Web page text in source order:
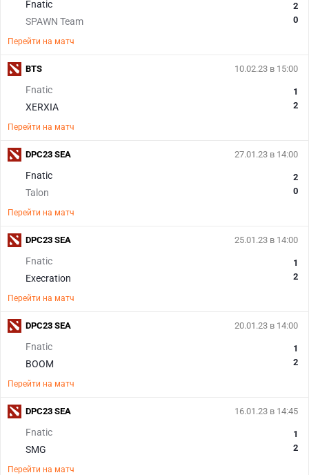
Fnatic
SPAWN Team
2
0
Перейти на матч
10.02.23 в 15:00
Fnatic
XERXIA
1
2
Перейти на матч
BTS
27.01.23 в 14:00
Fnatic
Talon
2
0
Перейти на матч
DPC23 SEA
25.01.23 в 14:00
Fnatic
Execration
1
2
Перейти на матч
DPC23 SEA
20.01.23 в 14:00
Fnatic
BOOM
1
2
Перейти на матч
DPC23 SEA
16.01.23 в 14:45
Fnatic
SMG
1
2
Перейти на матч
DPC23 SEA